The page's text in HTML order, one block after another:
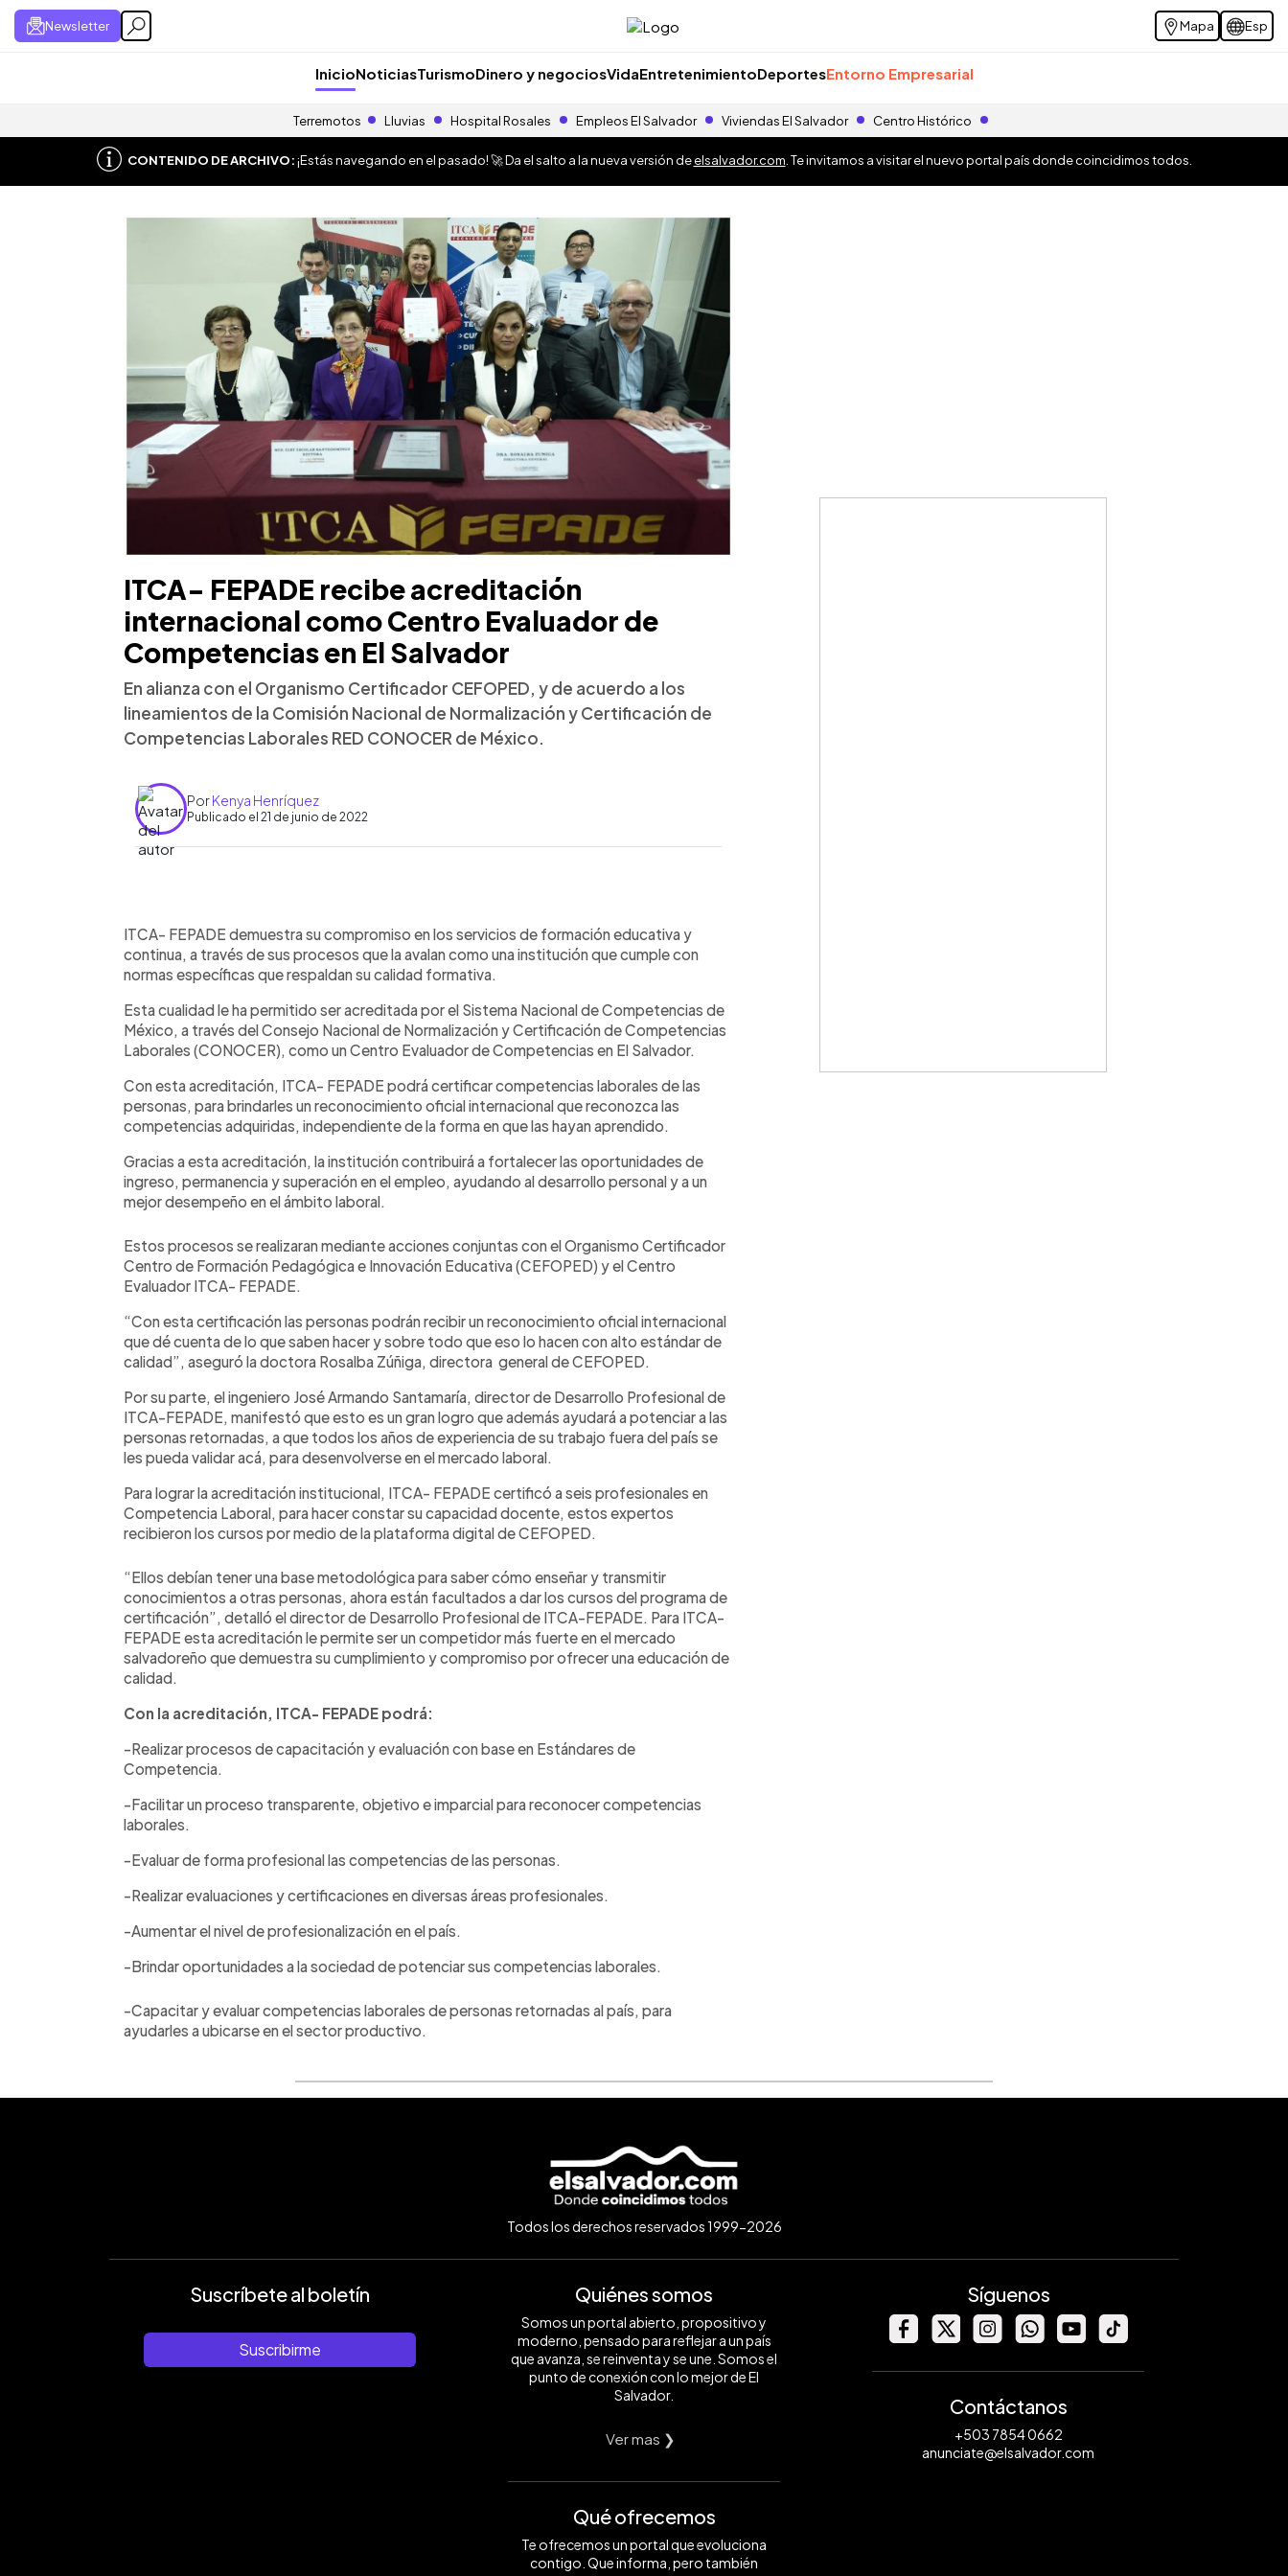
Newsletter Mapa Esp
InicioNoticiasTurismoDinero y negociosVidaEntretenimientoDeportesEntorno Empresarial
Terremotos Lluvias Hospital Rosales Empleos El Salvador Viviendas El Salvador Centro Histórico
CONTENIDO DE ARCHIVO:¡Estás navegando en el pasado! 🚀 Da el salto a la nueva versión deelsalvador.com . Te invitamos a visitar el nuevo portal país donde coincidimos todos.
ITCA- FEPADE recibe acreditación
internacional como Centro Evaluador de
Competencias en El Salvador
En alianza con el Organismo Certificador CEFOPED, y de acuerdo a los
lineamientos de la Comisión Nacional de Normalización y Certificación de
Competencias Laborales RED CONOCER de México.
PorKenya Henríquez
Publicado el 21 de junio de 2022
► Escuchar artículo
ITCA- FEPADE demuestra su compromiso en los servicios de formación educativa y
continua, a través de sus procesos que la avalan como una institución que cumple con
normas específicas que respaldan su calidad formativa.
Esta cualidad le ha permitido ser acreditada por el Sistema Nacional de Competencias de
México, a través del Consejo Nacional de Normalización y Certificación de Competencias
Laborales (CONOCER), como un Centro Evaluador de Competencias en El Salvador.
Con esta acreditación, ITCA- FEPADE podrá certificar competencias laborales de las
personas, para brindarles un reconocimiento oficial internacional que reconozca las
competencias adquiridas, independiente de la forma en que las hayan aprendido.
Gracias a esta acreditación, la institución contribuirá a fortalecer las oportunidades de
ingreso, permanencia y superación en el empleo, ayudando al desarrollo personal y a un
mejor desempeño en el ámbito laboral.
Estos procesos se realizaran mediante acciones conjuntas con el Organismo Certificador
Centro de Formación Pedagógica e Innovación Educativa (CEFOPED) y el Centro
Evaluador ITCA- FEPADE.
“Con esta certificación las personas podrán recibir un reconocimiento oficial internacional
que dé cuenta de lo que saben hacer y sobre todo que eso lo hacen con alto estándar de
calidad”, aseguró la doctora Rosalba Zúñiga, directora general de CEFOPED.
Por su parte, el ingeniero José Armando Santamaría, director de Desarrollo Profesional de
ITCA-FEPADE, manifestó que esto es un gran logro que además ayudará a potenciar a las
personas retornadas, a que todos los años de experiencia de su trabajo fuera del país se
les pueda validar acá, para desenvolverse en el mercado laboral.
Para lograr la acreditación institucional, ITCA- FEPADE certificó a seis profesionales en
Competencia Laboral, para hacer constar su capacidad docente, estos expertos
recibieron los cursos por medio de la plataforma digital de CEFOPED.
“Ellos debían tener una base metodológica para saber cómo enseñar y transmitir
conocimientos a otras personas, ahora están facultados a dar los cursos del programa de
certificación”, detalló el director de Desarrollo Profesional de ITCA-FEPADE. Para ITCA-
FEPADE esta acreditación le permite ser un competidor más fuerte en el mercado
salvadoreño que demuestra su cumplimiento y compromiso por ofrecer una educación de
calidad.
Con la acreditación, ITCA- FEPADE podrá:
-Realizar procesos de capacitación y evaluación con base en Estándares de
Competencia.
-Facilitar un proceso transparente, objetivo e imparcial para reconocer competencias
laborales.
-Evaluar de forma profesional las competencias de las personas.
-Realizar evaluaciones y certificaciones en diversas áreas profesionales.
-Aumentar el nivel de profesionalización en el país.
-Brindar oportunidades a la sociedad de potenciar sus competencias laborales.
-Capacitar y evaluar competencias laborales de personas retornadas al país, para
ayudarles a ubicarse en el sector productivo.
Todos los derechos reservados 1999-2026
Suscríbete al boletín
Suscribirme
Quiénes somos
Somos un portal abierto, propositivo y
moderno, pensado para reflejar a un país
que avanza, se reinventa y se une. Somos el
punto de conexión con lo mejor de El
Salvador.
Ver mas ❯
Qué ofrecemos
Te ofrecemos un portal que evoluciona
contigo. Que informa, pero también
Síguenos
Contáctanos
+503 7854 0662
anunciate@elsalvador.com